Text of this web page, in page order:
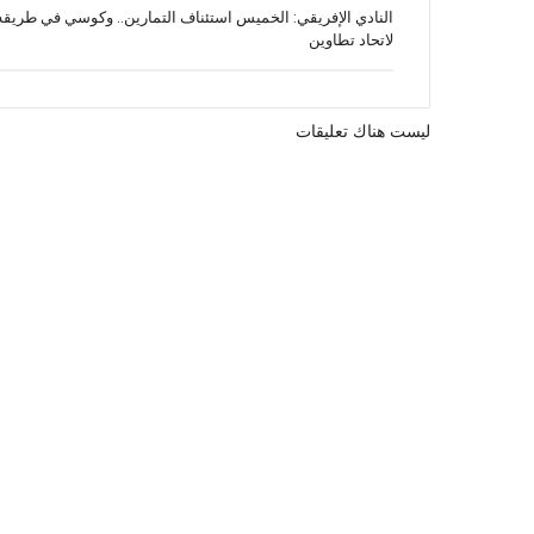
النادي الإفريقي: الخميس استئناف التمارين.. وكوسي في
لاتحاد تطاوين
ليست هناك تعليقات